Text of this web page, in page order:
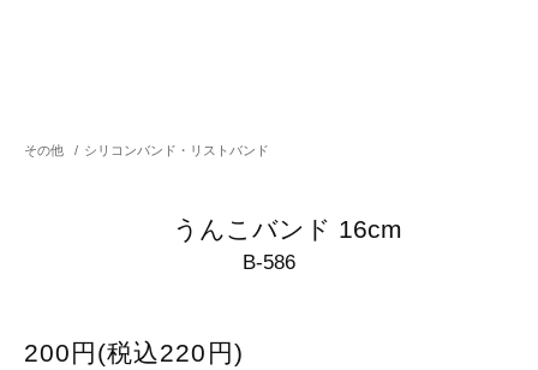
その他 / シリコンバンド・リストバンド
うんこバンド 16cm
B-586
200円(税込220円)